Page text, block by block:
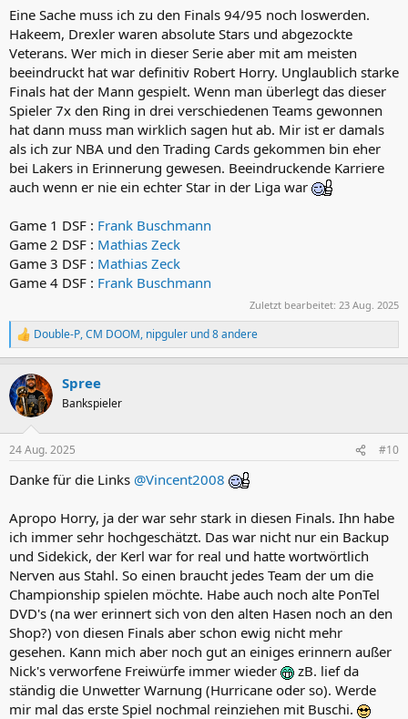
:
Eine Sache muss ich zu den Finals 94/95 noch loswerden.
Hakeem, Drexler waren absolute Stars und abgezockte
Veterans. Wer mich in dieser Serie aber mit am meisten
beeindruckt hat war definitiv Robert Horry. Unglaublich starke
Finals hat der Mann gespielt. Wenn man überlegt das dieser
Spieler 7x den Ring in drei verschiedenen Teams gewonnen
hat dann muss man wirklich sagen hut ab. Mir ist er damals
als ich zur NBA und den Trading Cards gekommen bin eher
bei Lakers in Erinnerung gewesen. Beeindruckende Karriere
auch wenn er nie ein echter Star in der Liga war
Game 1 DSF : Frank Buschmann
Game 2 DSF : Mathias Zeck
Game 3 DSF : Mathias Zeck
Game 4 DSF : Frank Buschmann
Zuletzt bearbeitet: 23 Aug. 2025
R
e
k
t
i
e
:
Double-P,CM DOOM, nipguler und 8 andere
Spree
Bankspieler
24 Aug. 2025 #10
Danke für die Links @Vincent2008
Apropo Horry, ja der war sehr stark in diesen Finals. Ihn habe
ich immer sehr hochgeschätzt. Das war nicht nur ein Backup
und Sidekick, der Kerl war for real und hatte wortwörtlich
Nerven aus Stahl. So einen braucht jedes Team der um die
Championship spielen möchte. Habe auch noch alte PonTel
DVD's (na wer erinnert sich von den alten Hasen noch an den
Shop?) von diesen Finals aber schon ewig nicht mehr
gesehen. Kann mich aber noch gut an einiges erinnern außer
Nick's verworfene Freiwürfe immer wieder
zB. lief da
ständig die Unwetter Warnung (Hurricane oder so). Werde
mir mal das erste Spiel nochmal reinziehen mit Buschi.